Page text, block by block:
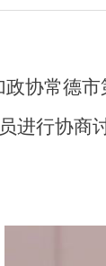
政协常德
进行协商